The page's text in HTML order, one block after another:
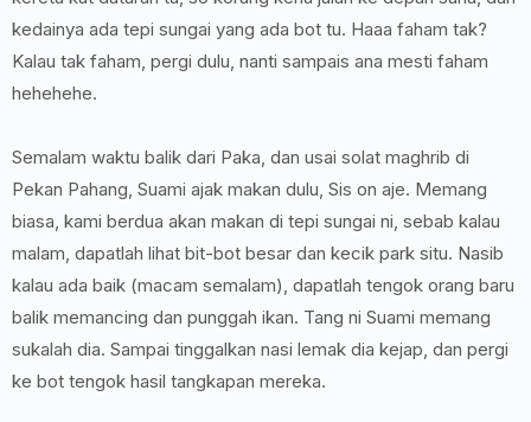
kedainya ada tepi sungai yang ada bot tu. Haaa faham tak?
Kalau tak faham, pergi dulu, nanti sampais ana mesti faham
hehehehe.
Semalam waktu balik dari Paka, dan usai solat maghrib di
Pekan Pahang, Suami ajak makan dulu, Sis on aje. Memang
biasa, kami berdua akan makan di tepi sungai ni, sebab kalau
malam, dapatlah lihat bit-bot besar dan kecik park situ. Nasib
kalau ada baik (macam semalam), dapatlah tengok orang baru
balik memancing dan punggah ikan. Tang ni Suami memang
sukalah dia. Sampai tinggalkan nasi lemak dia kejap, dan pergi
ke bot tengok hasil tangkapan mereka.